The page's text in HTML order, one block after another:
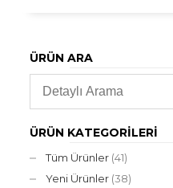
ÜRÜN ARA
ÜRÜN KATEGORILERI
Tüm Ürünler (41)
Yeni Ürünler (38)